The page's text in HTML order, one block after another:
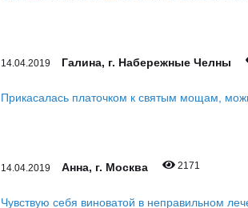
14.04.2019 Галина, г. Набережные Челны
Прикасалась платочком к святым мощам,
14.04.2019 Анна, г. Москва 2171
Чувствую себя виноватой в неправильном